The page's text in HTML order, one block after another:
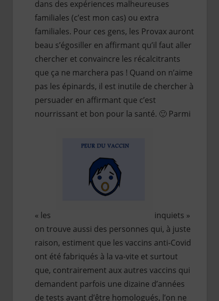
dans des expériences malheureuses
familiales (c’est mon cas) ou extra
familiales. Pour ces gens, les Provax auront
beau s’égosiller en affirmant qu’il faut aller
chercher et convaincre les récalcitrants
que ça ne marchera pas ! Quand on n’aime
pas les épinards, il est inutile de chercher à
persuader en affirmant que c’est
nourrissant et bon pour la santé. 🙂 Parmi
« les
inquiets »
on trouve aussi des personnes qui, à juste
raison, estiment que les vaccins anti-Covid
ont été fabriqués à la va-vite et surtout
que, contrairement aux autres vaccins qui
demandent parfois une dizaine d’années
de tests avant d’être homologués, l’on ne